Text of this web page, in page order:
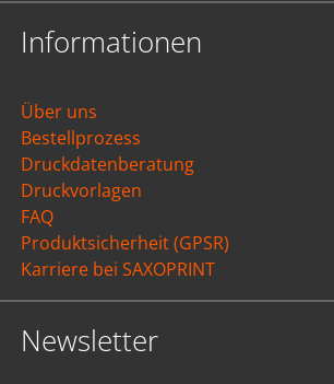
Informationen
Über uns
Bestellprozess
Druckdatenberatung
Druckvorlagen
FAQ
Produktsicherheit (GPSR)
Karriere bei SAXOPRINT
Newsletter